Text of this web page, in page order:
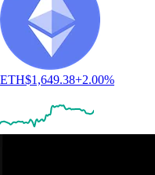
ETH$1,649.38+2.00%